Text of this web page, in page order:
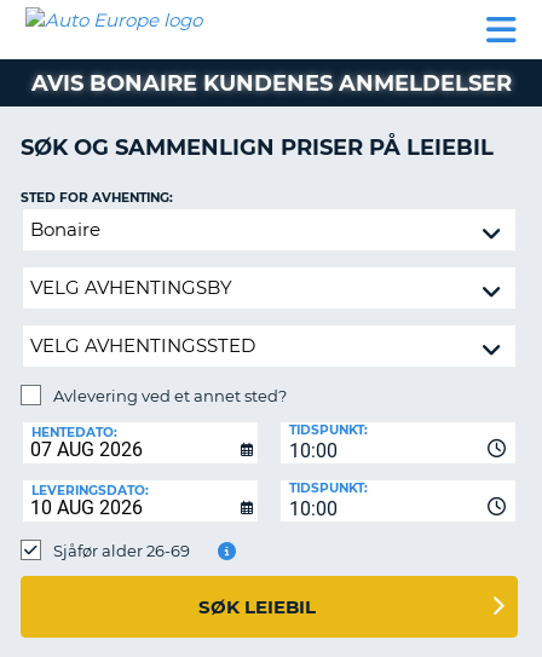
LEASING
EUROPA
LEIE
BOBIL
AUTO
EUROPE
LEIEBIL
LEASING
AV
BIL
I
EUROPA
LEIE
BOBIL
MITT
MIN
NORGE
AVIS BONAIRE KUNDENES ANMELDELSER
SØK OG SAMMENLIGN PRISER PÅ LEIEBIL
Avlevering
et
STED FOR AVHENTING:
Avlevering ved et annet sted?
HENTEDATO:
10:00
TIDSPUNKT:
LEVERINGSDATO:
10:00
TIDSPUNKT:
Sjåfør alder 26-69
SØK LEIEBIL